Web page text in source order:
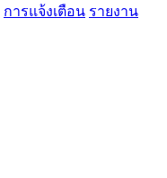
การแจ้งเตือน รายงาน